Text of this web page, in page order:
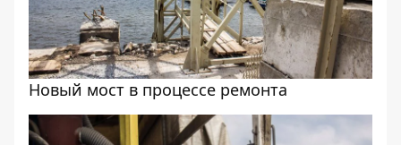
Новый мост в процессе ремонта